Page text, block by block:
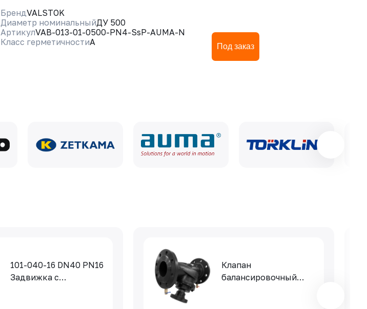
БрендVALSTOK
Диаметр номинальныйДУ 500
АртикулVAB-013-01-0500-PN4-SsP-AUMA-N
Класс герметичностиA Под заказ
101-040-16 DN40 PN16
Задвижка с
Клапан
балансировочный